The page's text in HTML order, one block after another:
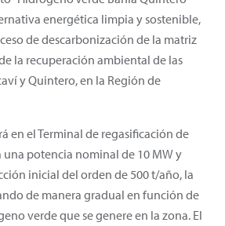
energética limpia y sostenible,
de descarbonización de la matriz
la recuperación ambiental de las
y Quintero, en la Región de
en el Terminal de regasificación de
una potencia nominal de 10 MW y
inicial del orden de 500 t/año, la
de manera gradual en función de
verde que se genere en la zona. El